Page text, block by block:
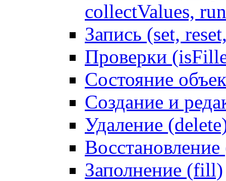
collectValues,
Запись (set,
Проверки
Состояние
Создание и
Удаление
Заполнение (fill)